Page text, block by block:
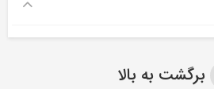
برگشت به بالا